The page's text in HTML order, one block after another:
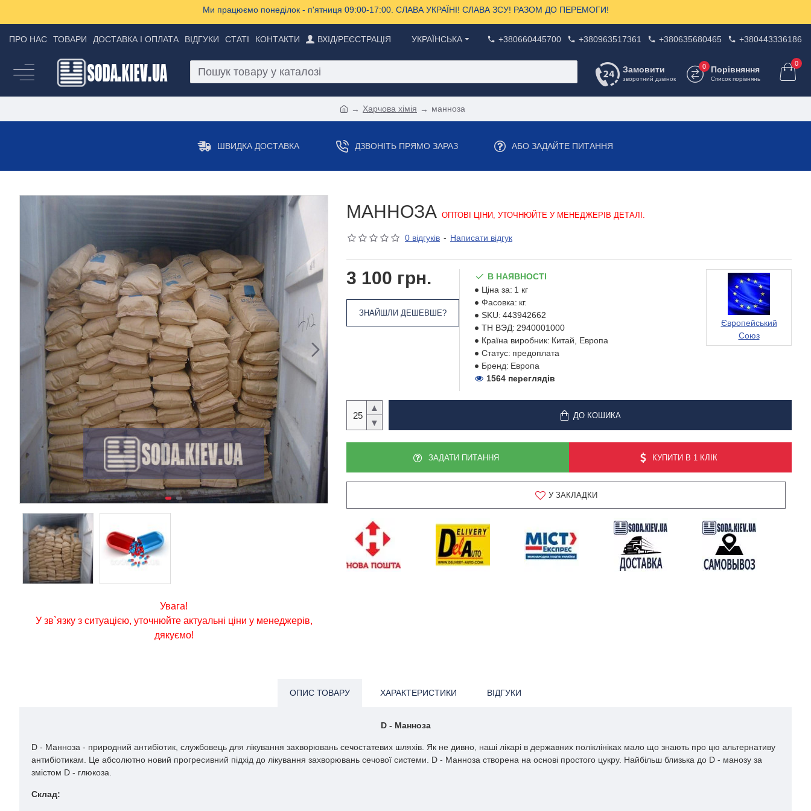
Ми працюємо понеділок - п'ятниця 09:00-17:00. СЛАВА УКРАЇНІ! СЛАВА ЗСУ! РАЗОМ ДО ПЕРЕМОГИ!
ПРО НАС ТОВАРИ ДОСТАВКА І ОПЛАТА ВІДГУКИ СТАТІ КОНТАКТИ ВХІД/РЕЄСТРАЦІЯ УКРАЇНСЬКА +380660445700 +380963517361 +380635680465 +380443336186
Замовити
зворотний дзвінок
Порівняння
Список порівнянь
0 0
Харчова хімія манноза
ШВИДКА ДОСТАВКА ДЗВОНІТЬ ПРЯМО ЗАРАЗ АБО ЗАДАЙТЕ ПИТАННЯ
Увага!
У зв`язку з ситуацією, уточнюйте актуальні ціни у менеджерів,
дякуємо!
МАННОЗА ОПТОВІ ЦІНИ, УТОЧНЮЙТЕ У МЕНЕДЖЕРІВ ДЕТАЛІ.
0 відгуків - Написати відгук
3 100 грн.
ЗНАЙШЛИ ДЕШЕВШЕ?
В НАЯВНОСТІ
Ціна за: 1 кг
Фасовка: кг.
SKU: 443942662
ТН ВЭД: 2940001000
Країна виробник: Китай, Европа
Статус: предоплата
Бренд: Европа
Європейський
Союз
1564 переглядів
▲
▼
ДО КОШИКА
ЗАДАТИ ПИТАННЯ КУПИТИ В 1 КЛІК
У ЗАКЛАДКИ
ОПИС ТОВАРУ ХАРАКТЕРИСТИКИ ВІДГУКИ
D - Манноза
D - Манноза - природний антибіотик, службовець для лікування захворювань сечостатевих шляхів. Як не дивно, наші лікарі в державних поліклініках мало що знають про цю альтернативу
антибіотикам. Це абсолютно новий прогресивний підхід до лікування захворювань сечової системи. D - Манноза створена на основі простого цукру. Найбільш близька до D - манозу за
змістом D - глюкоза.
Склад: